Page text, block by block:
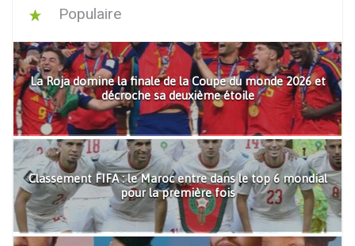
Populaire
La Roja domine la finale de la Coupe du monde 2026 et
décroche sa deuxième étoile
Classement FIFA : le Maroc entre dans le top 6 mondial
pour la première fois